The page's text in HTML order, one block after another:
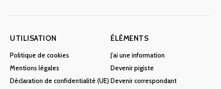
UTILISATION
Politique de cookies
Mentions légales
Déclaration de confidentialité (UE)
ÉLÉMENTS
J’ai une information
Devenir pigiste
Devenir correspondant